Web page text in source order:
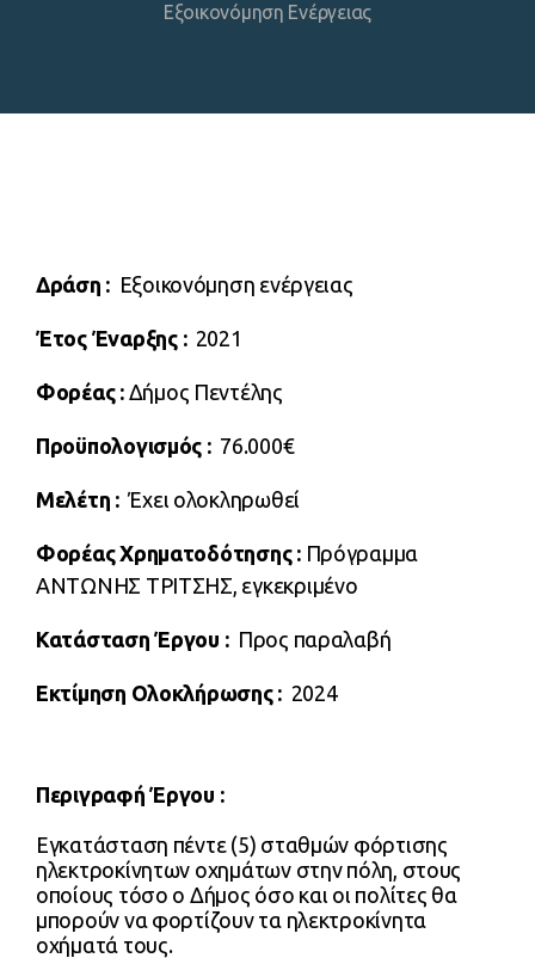
Εξοικονόμηση Ενέργειας
Δράση : Εξοικονόμηση ενέργειας
Έτος Έναρξης :2021
Φορέας :Δήμος Πεντέλης
Προϋπολογισμός : 76.000€
Μελέτη :Έχει ολοκληρωθεί
Φορέας Χρηματοδότησης : Πρόγραμμα
ΑΝΤΩΝΗΣ ΤΡΙΤΣΗΣ, εγκεκριμένο
Κατάσταση Έργου : Προς παραλαβή
Εκτίμηση Ολοκλήρωσης : 2024
Περιγραφή Έργου :
Εγκατάσταση πέντε (5) σταθμών φόρτισης
ηλεκτροκίνητων οχημάτων στην πόλη, στους
οποίους τόσο ο Δήμος όσο και οι πολίτες θα
μπορούν να φορτίζουν τα ηλεκτροκίνητα
οχήματά τους.